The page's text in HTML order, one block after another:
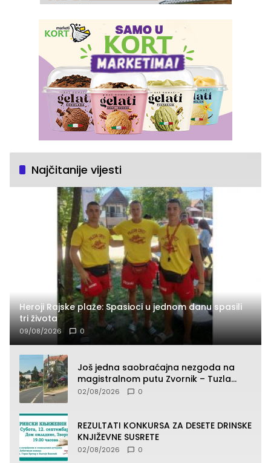
Najčitanije vijesti
Heroji Rajske plaže: Spasioci u jednom danu spasili
tri života
09/08/2026 0
Još jedna saobraćajna nezgoda na
magistralnom putu Zvornik – Tuzla
(FOTO)
02/08/2026 0
REZULTATI KONKURSA ZA DESETE DRINSKE
KNJIŽEVNE SUSRETE
02/08/2026 0